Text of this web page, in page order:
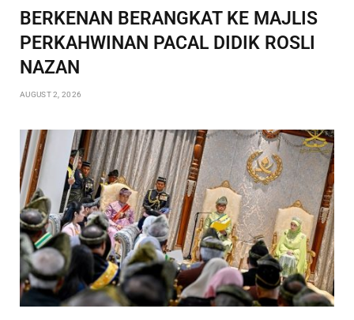
BERKENAN BERANGKAT KE MAJLIS
PERKAHWINAN PACAL DIDIK ROSLI
NAZAN
AUGUST 2, 2026